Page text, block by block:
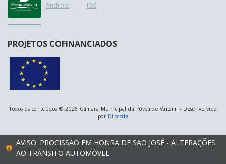
Android IOS
PROJETOS COFINANCIADOS
Todos os conteúdos © 2026 Câmara Municipal da Póvoa de Varzim - Desenvolvido
por Dipcode
AVISO: PROCISSÃO EM HONRA DE SÃO JOSÉ - ALTERAÇÕES
AO TRÂNSITO AUTOMÓVEL